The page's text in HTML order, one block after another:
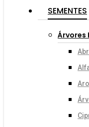
SEMENTES
Árvores